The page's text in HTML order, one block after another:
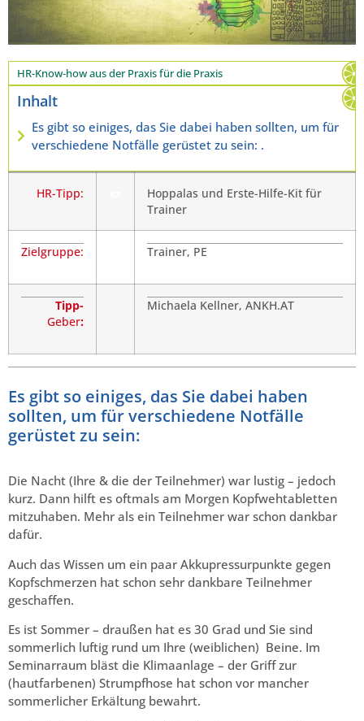
HR-Know-how aus der Praxis für die Praxis
Inhalt
Es gibt so einiges, das Sie dabei haben sollten, um für
verschiedene Notfälle gerüstet zu sein: .
HR-Tipp:
Hoppalas und Erste-Hilfe-Kit für
Trainer
Zielgruppe: Trainer, PE
Tipp-
Geber:
Michaela Kellner, ANKH.AT
Es gibt so einiges, das Sie dabei haben
sollten, um für verschiedene Notfälle
gerüstet zu sein:
Die Nacht (Ihre & die der Teilnehmer) war lustig – jedoch
kurz. Dann hilft es oftmals am Morgen Kopfwehtabletten
mitzuhaben. Mehr als ein Teilnehmer war schon dankbar
dafür.
Auch das Wissen um ein paar Akkupressurpunkte gegen
Kopfschmerzen hat schon sehr dankbare Teilnehmer
geschaffen.
Es ist Sommer – draußen hat es 30 Grad und Sie sind
sommerlich luftig rund um Ihre (weiblichen) Beine. Im
Seminarraum bläst die Klimaanlage – der Griff zur
(hautfarbenen) Strumpfhose hat schon vor mancher
sommerlicher Erkältung bewahrt.